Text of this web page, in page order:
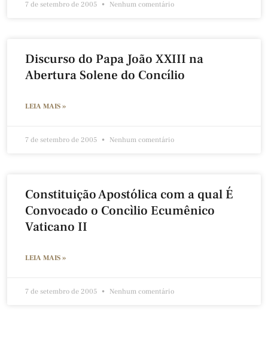
7 de setembro de 2005 Nenhum comentário
Discurso do Papa João XXIII na
Abertura Solene do Concílio
LEIA MAIS »
7 de setembro de 2005 Nenhum comentário
Constituição Apostólica com a qual É
Convocado o Concìlio Ecumênico
Vaticano II
LEIA MAIS »
7 de setembro de 2005 Nenhum comentário